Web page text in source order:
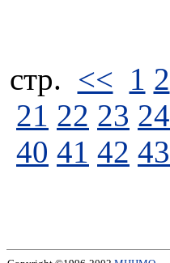
стp. << 1 2
21 22 23 24
40 41 42 43